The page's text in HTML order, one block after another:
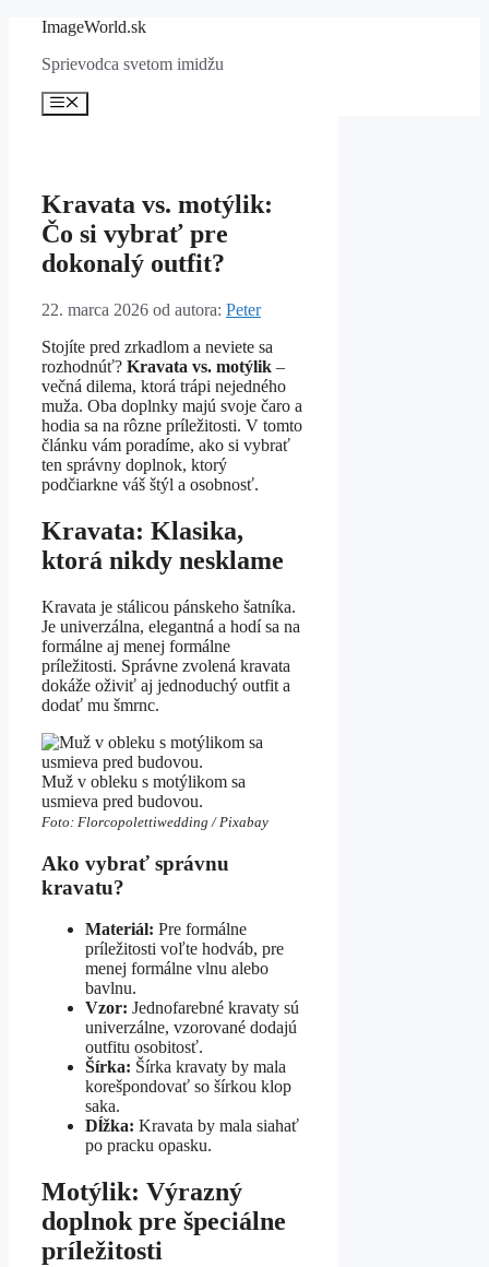
Preskočiť
obsah
ImageWorld.sk
Sprievodca svetom imidžu
Menu
Kravata vs. motýlik:
Čo si vybrať pre
dokonalý outfit?
22. marca 2026 od autora: Peter
Stojíte pred zrkadlom a neviete sa
rozhodnúť? Kravata vs. motýlik –
večná dilema, ktorá trápi nejedného
muža. Oba doplnky majú svoje čaro a
hodia sa na rôzne príležitosti. V tomto
článku vám poradíme, ako si vybrať
ten správny doplnok, ktorý
podčiarkne váš štýl a osobnosť.
Kravata: Klasika,
ktorá nikdy nesklame
Kravata je stálicou pánskeho šatníka.
Je univerzálna, elegantná a hodí sa na
formálne aj menej formálne
príležitosti. Správne zvolená kravata
dokáže oživiť aj jednoduchý outfit a
dodať mu šmrnc.
Muž v obleku s motýlikom sa
usmieva pred budovou.
Foto: Florcopolettiwedding / Pixabay
Ako vybrať správnu
kravatu?
Materiál: Pre formálne
príležitosti voľte hodváb, pre
menej formálne vlnu alebo
bavlnu.
Vzor: Jednofarebné kravaty sú
univerzálne, vzorované dodajú
outfitu osobitosť.
Šírka: Šírka kravaty by mala
korešpondovať so šírkou klop
saka.
Dĺžka: Kravata by mala siahať
po pracku opasku.
Motýlik: Výrazný
doplnok pre špeciálne
príležitosti